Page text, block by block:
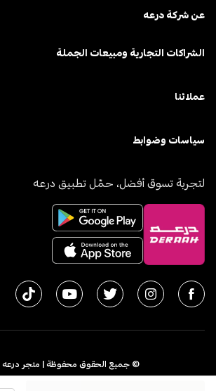
عن ﺷﺮﻛﺔ درﻋﻪ
الشراكات التجارية ومبيعات الجملة
عملائنا
سياسات وضوابط
لتجربة تسوق أفضل، حمّل تطبيق درعه
© جميع الحقوق محفوظة | متجر درعه